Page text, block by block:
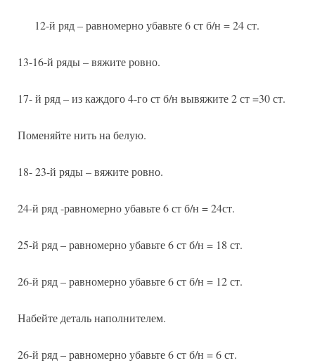
12-й ряд – равномерно убавьте 6 ст б/н = 24 ст.
13-16-й ряды – вяжите ровно.
17- й ряд – из каждого 4-го ст б/н вывяжите 2 ст =30 ст.
Поменяйте нить на белую.
18- 23-й ряды – вяжите ровно.
24-й ряд -равномерно убавьте 6 ст б/н = 24ст.
25-й ряд – равномерно убавьте 6 ст б/н = 18 ст.
26-й ряд – равномерно убавьте 6 ст б/н = 12 ст.
Набейте деталь наполнителем.
26-й ряд – равномерно убавьте 6 ст б/н = 6 ст.